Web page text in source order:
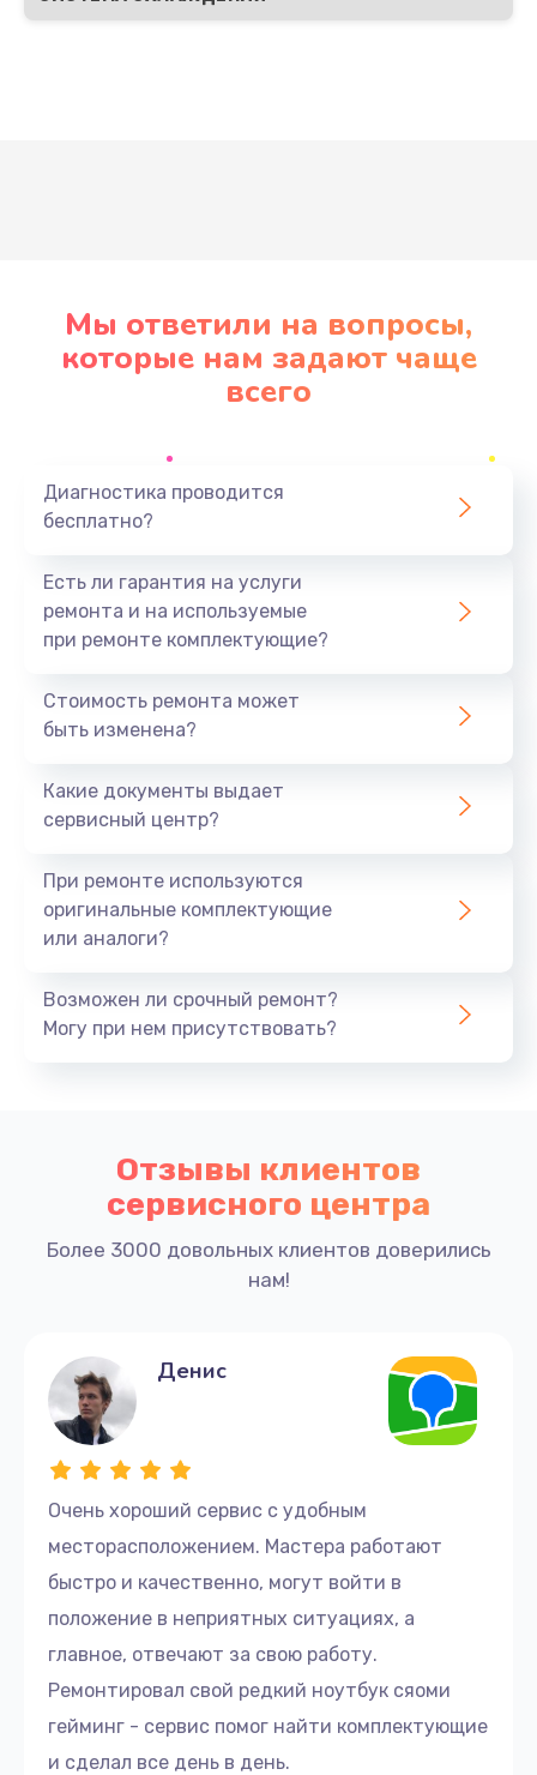
Мы ответили на вопросы,
которые нам задают чаще
всего
Диагностика проводится
бесплатно?
Есть ли гарантия на услуги
ремонта и на используемые
при ремонте комплектующие?
Стоимость ремонта может
быть изменена?
Какие документы выдает
сервисный центр?
При ремонте используются
оригинальные комплектующие
или аналоги?
Возможен ли срочный ремонт?
Могу при нем присутствовать?
Отзывы клиентов
сервисного центра
Более 3000 довольных клиентов доверились
нам!
Очень хороший сервис с удобным
месторасположением. Мастера работают
быстро и качественно, могут войти в
положение в неприятных ситуациях, а
главное, отвечают за свою работу.
Ремонтировал свой редкий ноутбук сяоми
гейминг - сервис помог найти комплектующие
и сделал все день в день.
Денис